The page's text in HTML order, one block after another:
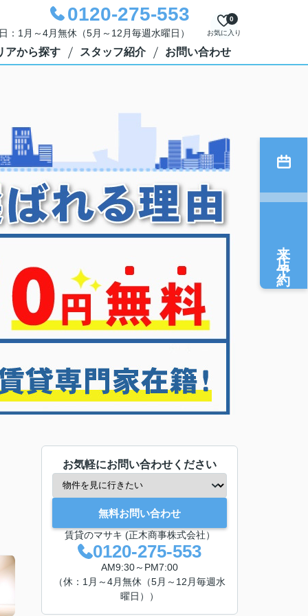
0120-275-553
1月～4月無休（5月～12月毎週水曜日） お気に入り
0
アから探す スタッフ紹介 お問い合わせ
お気軽にお問い合わせください
無料お問い合わせ
賃貸のマサキ (正木商事株式会社）
0120-275-553
AM9:30～PM7:00
（休：1月～4月無休（5月～12月毎週水
曜日））
来店予約